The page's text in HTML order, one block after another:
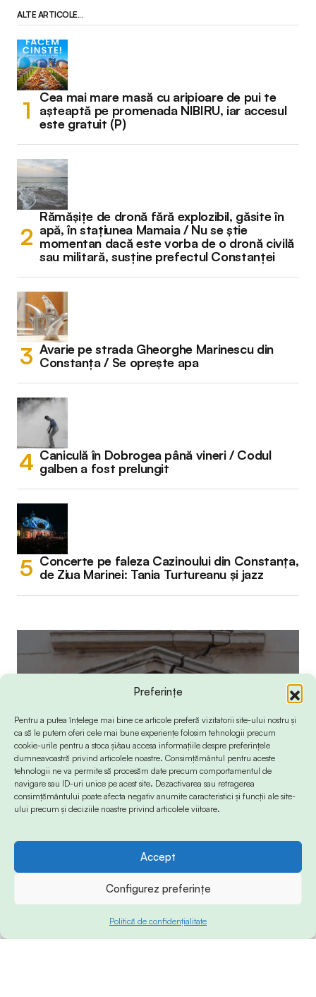
Preferințe
Pentru a putea înțelege mai bine ce articole preferă vizitatorii site-ului nostru și
ca să le putem oferi cele mai bune experiențe folosim tehnologii precum
cookie-urile pentru a stoca și/sau accesa informațiile despre preferințele
dumneavoastră privind articolele noastre. Consimțământul pentru aceste
tehnologii ne va permite să procesăm date precum comportamentul de
navigare sau ID-uri unice pe acest site. Dezactivarea sau retragerea
consimțământului poate afecta negativ anumite caracteristici și funcții ale site-
ului precum și deciziile noastre privind articolele viitoare.
Accept
Configurez preferințe
Politică de confidențialitate
ALTE ARTICOLE...
Cea mai mare masă cu aripioare de pui te
așteaptă pe promenada NIBIRU, iar accesul
este gratuit (P)
Rămășițe de dronă fără explozibil, găsite în
apă, în stațiunea Mamaia / Nu se știe
momentan dacă este vorba de o dronă civilă
sau militară, susține prefectul Constanței
Avarie pe strada Gheorghe Marinescu din
Constanța / Se oprește apa
Caniculă în Dobrogea până vineri / Codul
galben a fost prelungit
Concerte pe faleza Cazinoului din Constanța,
de Ziua Marinei: Tania Turtureanu și jazz